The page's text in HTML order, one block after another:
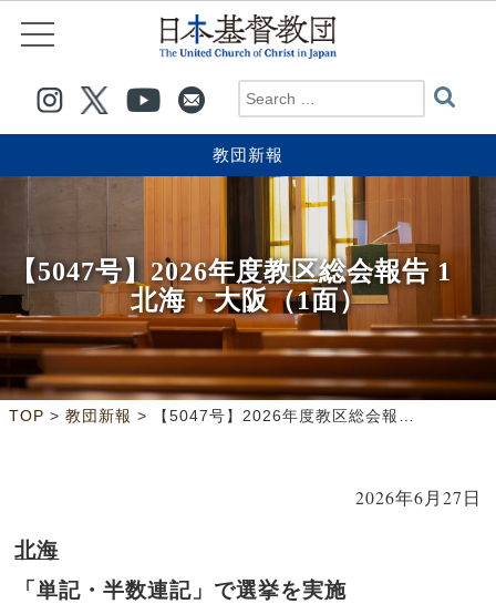
教団新報
【5047号】2026年度教区総会報告 1
北海・大阪（1面）
TOP > 教団新報 > 【5047号】2026年度教区総会報告 1 北海・大阪（1面）
2026年6月27日
北海
「単記・半数連記」で選挙を実施